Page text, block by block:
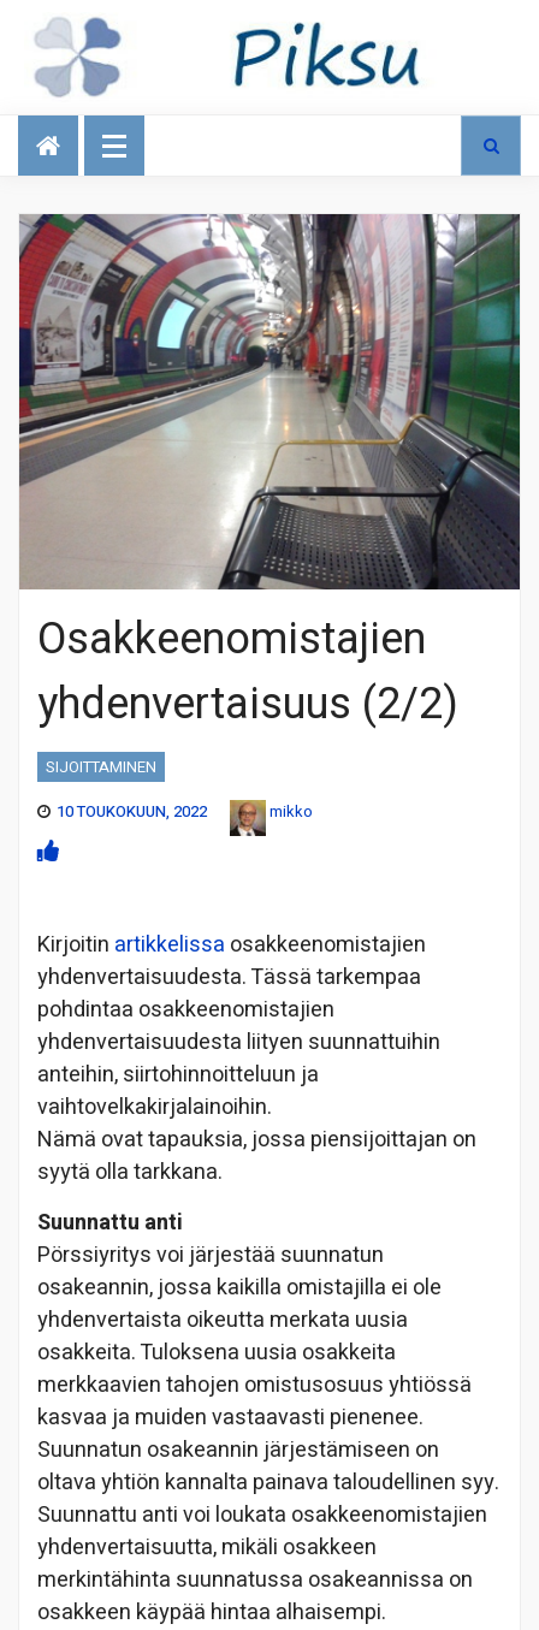
Talous
Osakkeenomistajien
yhdenvertaisuus (2/2)
SIJOITTAMINEN
10 TOUKOKUUN, 2022
mikko
Kirjoitin artikkelissa osakkeenomistajien
yhdenvertaisuudesta. Tässä tarkempaa
pohdintaa osakkeenomistajien
yhdenvertaisuudesta liityen suunnattuihin
anteihin, siirtohinnoitteluun ja
vaihtovelkakirjalainoihin.
Nämä ovat tapauksia, jossa piensijoittajan on
syytä olla tarkkana.
Suunnattu anti
Pörssiyritys voi järjestää suunnatun
osakeannin, jossa kaikilla omistajilla ei ole
yhdenvertaista oikeutta merkata uusia
osakkeita. Tuloksena uusia osakkeita
merkkaavien tahojen omistusosuus yhtiössä
kasvaa ja muiden vastaavasti pienenee.
Suunnatun osakeannin järjestämiseen on
oltava yhtiön kannalta painava taloudellinen syy.
Suunnattu anti voi loukata osakkeenomistajien
yhdenvertaisuutta, mikäli osakkeen
merkintähinta suunnatussa osakeannissa on
osakkeen käypää hintaa alhaisempi.